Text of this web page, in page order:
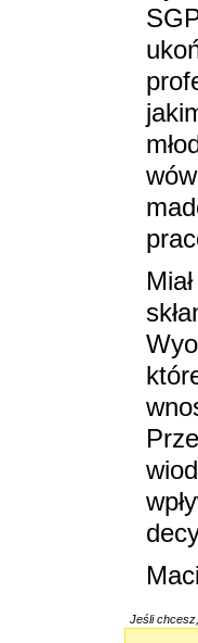
Jeśli